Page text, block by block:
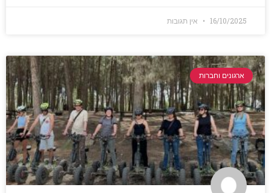
16/10/2025 אין תגובות
ארגונים וחברות